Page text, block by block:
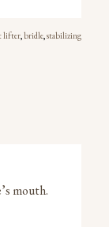
lifter,bridle,stabilizing
mouth.